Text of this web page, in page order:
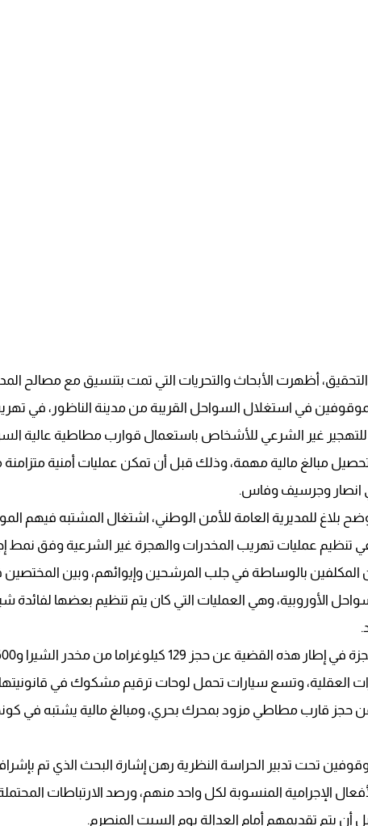
أظهرت الأبحاث والتحريات التي تمت بتنسيق مع مصالح
في استغلال السواحل القريبة من مدينة الناظور، في
غير الشرعي للأشخاص باستعمال قوارب مطاطية عالية
تحصيل مبالغ مالية مهمة، وذلك قبل أن تمكن عمليات أمنية
انصار وجرسيف وفاس.
بلاغ للمديرية العامة للأمن الوطني، اشتغال المشتبه فيهم
تنظيم عمليات تهريب المخدرات والهجرة غير الشرعية وفق نمط
المكلفين بالوساطة في جلب المرشحين وإيوائهم، وبين
الأوروبية، وهي العمليات التي كان يتم تنظيم بعضها لفائدة
العقلية، وتسع سيارات تحمل لوحات ترقيم مشكوك في
عن حجز قارب مطاطي مزود بمحرك بحري، ومبالغ مالية يشتبه في
تحت تدبير الحراسة النظرية رهن إشارة البحث الذي تم
الإجرامية المنسوبة لكل واحد منهم، ورصد الارتباطات
أن يتم تقديمهم أمام العدالة يوم السبت المنصرم.